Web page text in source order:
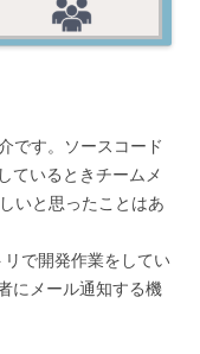
です。ソースコード
ているときチームメ
いと思ったことはあ
で開発作業をしてい
にメール通知する機